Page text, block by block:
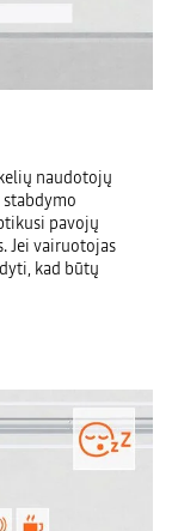
naudotojų
pavojų
Jei vairuotojas
kad būtų